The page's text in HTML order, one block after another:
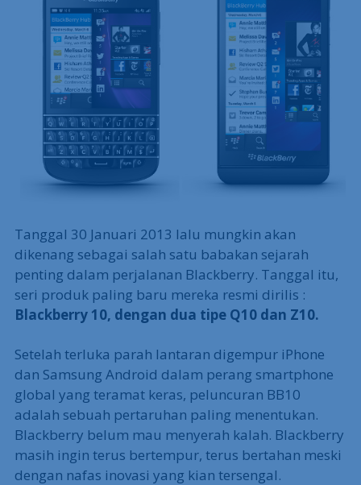
Tanggal 30 Januari 2013 lalu mungkin akan
dikenang sebagai salah satu babakan sejarah
penting dalam perjalanan Blackberry. Tanggal itu,
seri produk paling baru mereka resmi dirilis :
Blackberry 10, dengan dua tipe Q10 dan Z10.
Setelah terluka parah lantaran digempur iPhone
dan Samsung Android dalam perang smartphone
global yang teramat keras, peluncuran BB10
adalah sebuah pertaruhan paling menentukan.
Blackberry belum mau menyerah kalah. Blackberry
masih ingin terus bertempur, terus bertahan meski
dengan nafas inovasi yang kian tersengal.